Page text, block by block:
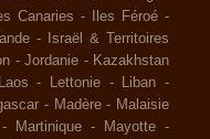
Canaries - Iles Féroé -
-
Israël & Territoires
- Jordanie - Kazakhstan
Laos - Lettonie - Liban -
- Madère - Malaisie
- Martinique - Mayotte -